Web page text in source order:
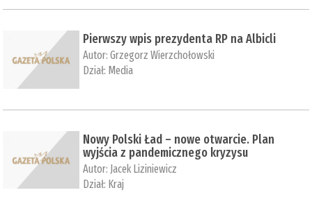
Pierwszy wpis prezydenta RP na Albicli
Autor:Grzegorz Wierzchołowski
Dział: Media
Nowy Polski Ład – nowe otwarcie. Plan
wyjścia z pandemicznego kryzysu
Autor: Jacek Liziniewicz
Dział: Kraj